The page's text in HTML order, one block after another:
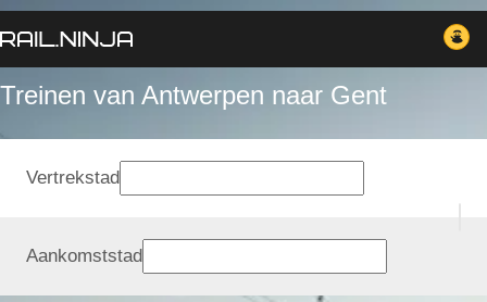
Treinen van Antwerpen naar Gent
Vertrekstad
Aankomststad